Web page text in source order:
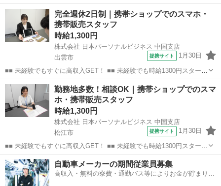
事紹介> で、来社なくお仕事探しが可能です♪ 基本情報を入力したら
電話で希望を伝えるだけでOK★ 営業、ラウンダー、事務のお仕事も
あります♪ ご希...
島根 出雲市 店長
完全週休2日制｜携帯ショップでのスマホ・
携帯販売スタッフ
時給1,300円
株式会社 日本パーソナルビジネス 中国支店
出雲市
提携サイト 1月30日
■■ 未経験でもすぐに高収入GET！ ■■ 未経験でも時給1300円スタート
なので、すぐに高収入!! 社員登用制度もあるので、ゆくゆくは社員に
なんてキャリアアップも目指せます!! ■■ 来社不要！カンタン電話登
録!! ■■...
島根 出雲市 店長
勤務地多数！相談OK｜携帯ショップでのスマ
ホ・携帯販売スタッフ
時給1,300円
株式会社 日本パーソナルビジネス 中国支店
松江市
提携サイト 1月30日
■■ 未経験でもすぐに高収入GET！ ■■ 未経験でも時給1300円スタート
なので、すぐに高収入!! 社員登用制度もあるので、ゆくゆくは社員に
なんてキャリアアップも目指せます!! ■■ 来社不要！カンタン電話登
録!! ■■...
島根 松江市 店長
自動車メーカーの期間従業員募集
高収入・無料の寮費・通勤バス等によりお金が貯まりや